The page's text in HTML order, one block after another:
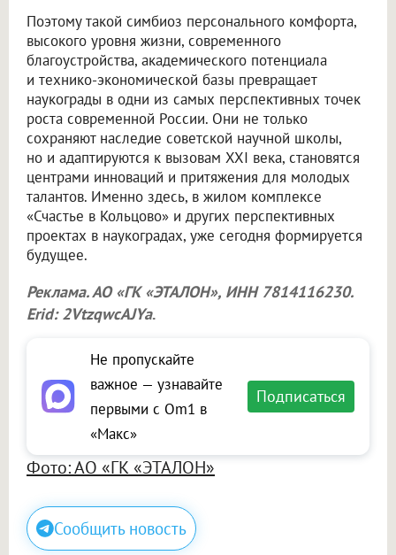
Поэтому такой симбиоз персонального комфорта,
высокого уровня жизни, современного
благоустройства, академического потенциала
и технико-экономической базы превращает
наукограды в одни из самых перспективных точек
роста современной России. Они не только
сохраняют наследие советской научной школы,
но и адаптируются к вызовам XXI века, становятся
центрами инноваций и притяжения для молодых
талантов. Именно здесь, в жилом комплексе
«Счастье в Кольцово» и других перспективных
проектах в наукоградах, уже сегодня формируется
будущее.
Реклама. АО «ГК «ЭТАЛОН», ИНН 7814116230.
Erid: 2VtzqwcAJYa.
Не пропускайте
важное — узнавайте
первыми с Om1 в
«Макс»
Подписаться
Фото: АО «ГК «ЭТАЛОН»
Сообщить новость